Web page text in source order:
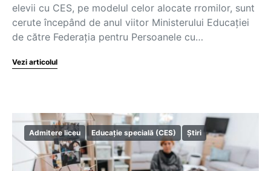
elevii cu CES, pe modelul celor alocate rromilor, sunt
cerute începând de anul viitor Ministerului Educației
de către Federația pentru Persoanele cu…
Vezi articolul
Admitere liceu Educație specială (CES) Știri